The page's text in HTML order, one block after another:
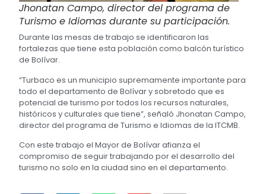
Jhonatan Campo, director del programa de
Turismo e Idiomas durante su participación.
Durante las mesas de trabajo se identificaron las
fortalezas que tiene esta población como balcón turístico
de Bolívar.
“Turbaco es un municipio supremamente importante para
todo el departamento de Bolívar y sobretodo que es
potencial de turismo por todos los recursos naturales,
históricos y culturales que tiene”, señaló Jhonatan Campo,
director del programa de Turismo e Idiomas de la ITCMB.
Con este trabajo el Mayor de Bolívar afianza el
compromiso de seguir trabajando por el desarrollo del
turismo no solo en la ciudad sino en el departamento.